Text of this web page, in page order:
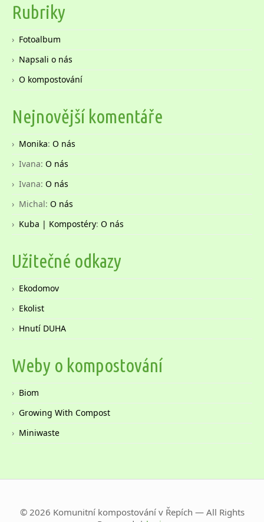
Rubriky
Fotoalbum
Napsali o nás
O kompostování
Nejnovější komentáře
Monika: O nás
Ivana: O nás
Ivana: O nás
Michal: O nás
Kuba | Kompostéry: O nás
Užitečné odkazy
Ekodomov
Ekolist
Hnutí DUHA
Weby o kompostování
Biom
Growing With Compost
Miniwaste
© 2026 Komunitní kompostování v Řepích — All Rights